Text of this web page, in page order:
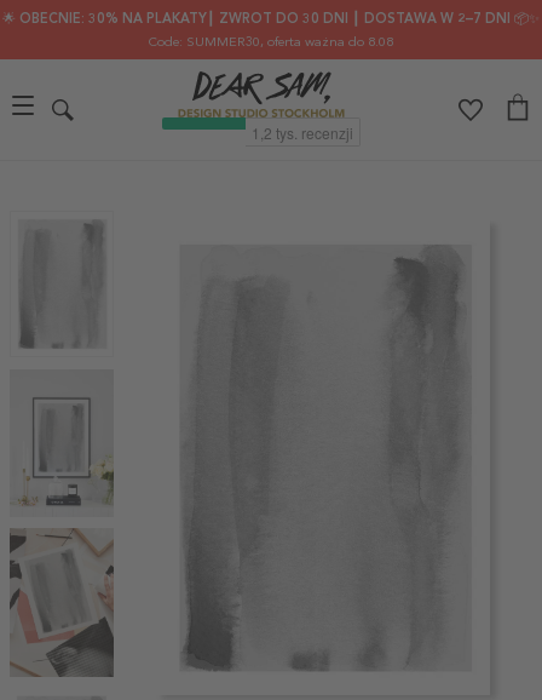
🌟 OBECNIE: 30% NA PLAKATY┃ ZWROT DO 30 DNI ┃ DOSTAWA W 2–7 DNI 📦✨
Code: SUMMER30, oferta ważna do 8.08